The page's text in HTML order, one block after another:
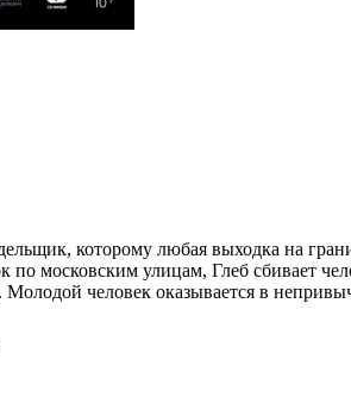
которому любая выходка на
московским улицам, Глеб сбивает
человек оказывается в